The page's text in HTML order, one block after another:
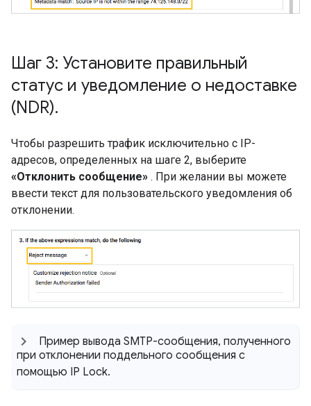
Шаг 3: Установите правильный
статус и уведомление о недоставке
(NDR).
Чтобы разрешить трафик исключительно с IP-
адресов, определенных на шаге 2, выберите
«Отклонить сообщение» . При желании вы можете
ввести текст для пользовательского уведомления об
отклонении.
Пример вывода SMTP-сообщения, полученного
при отклонении поддельного сообщения с
помощью IP Lock.